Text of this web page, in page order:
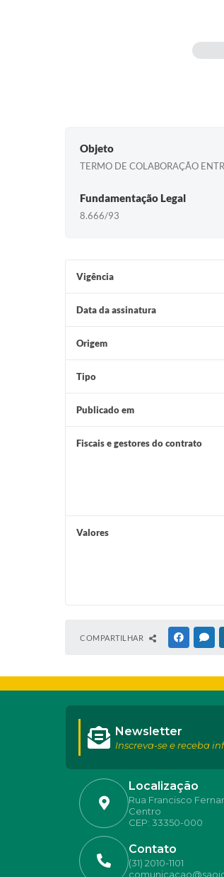
Objeto
TERMO DE COLABORAÇÃO
Fundamentação Legal
8.666/93
Vigência
Data da assinatura
Origem
Tipo
Publicado em
Fiscais e gestores do contrato
Valores
COMPARTILHAR
Localização
Rua Francisco
Centro
CEP: 33350-000
Contato
(31) 2010-1101
Newsletter
Inscreva-se e receba